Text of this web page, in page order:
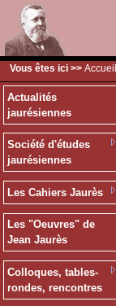
Vous êtes ici >> Accueil
Actualités
jaurésiennes
Société d'études
jaurésiennes
Les Cahiers Jaurès
Les "Oeuvres" de
Jean Jaurès
Colloques, tables-
rondes, rencontres